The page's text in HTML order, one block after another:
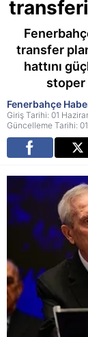
transfer
hattını
stoper
Fenerbahçe
Giriş Tarihi: 01
Güncelleme Tarihi: